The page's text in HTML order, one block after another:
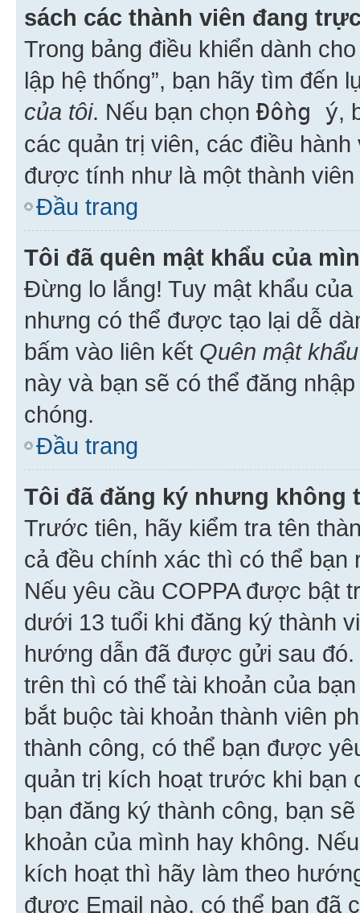
sách các thành viên đang
Trong bảng điều khiển dành
lập hệ thống”, bạn hãy tìm đến
của tôi. Nếu bạn chọn Đồng ý,
các quản trị viên, các điều
được tính như là một thành viên
Đầu trang
Tôi đã quên mật khẩu của
Đừng lo lắng! Tuy mật khẩu
nhưng có thể được tạo lại dễ
bấm vào liên kết Quên mật khẩu
này và bạn sẽ có thể đăng
chóng.
Đầu trang
Tôi đã đăng ký nhưng không
Trước tiên, hãy kiểm tra tên
cả đều chính xác thì có thể
Nếu yêu cầu COPPA được bật
dưới 13 tuổi khi đăng ký thành
hướng dẫn đã được gửi sau
trên thì có thể tài khoản của
bắt buộc tài khoản thành viên
thành công, có thể bạn được
quản trị kích hoạt trước khi bạn
bạn đăng ký thành công, bạn
khoản của mình hay không.
kích hoạt thì hãy làm theo
được Email nào, có thể bạn đã